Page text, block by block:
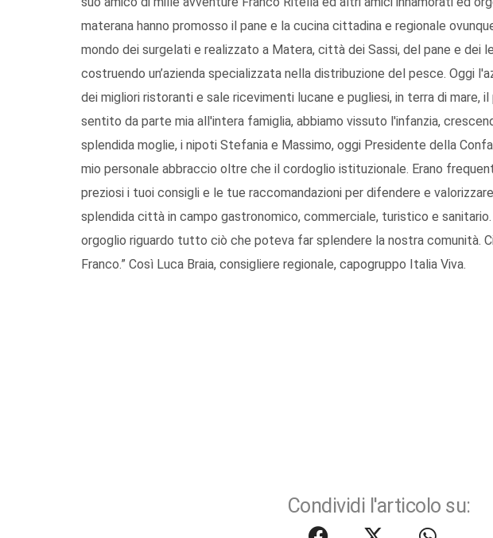
materana hanno promosso il pane e la cucina cittadina e regionale
mondo dei surgelati e realizzato a Matera, città dei Sassi, del pane e dei
costruendo un’azienda specializzata nella distribuzione del pesce. Oggi
dei migliori ristoranti e sale ricevimenti lucane e pugliesi, in terra di mare,
sentito da parte mia all'intera famiglia, abbiamo vissuto l'infanzia,
splendida moglie, i nipoti Stefania e Massimo, oggi Presidente della
mio personale abbraccio oltre che il cordoglio istituzionale. Erano
preziosi i tuoi consigli e le tue raccomandazioni per difendere e
splendida città in campo gastronomico, commerciale, turistico e
orgoglio riguardo tutto ciò che poteva far splendere la nostra comunità.
Franco.” Così Luca Braia, consigliere regionale, capogruppo Italia Viva.
Condividi l'articolo su: